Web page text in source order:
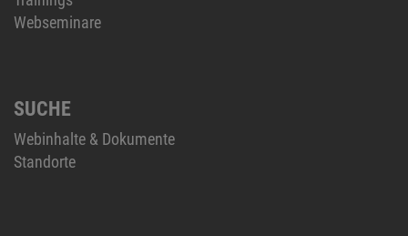
Webseminare
SUCHE
Webinhalte & Dokumente
Standorte